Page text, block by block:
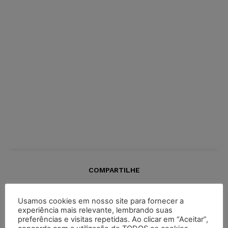
COMPARTILHE
Usamos cookies em nosso site para fornecer a
experiência mais relevante, lembrando suas
preferências e visitas repetidas. Ao clicar em “Aceitar”,